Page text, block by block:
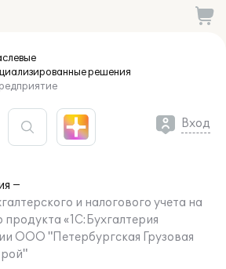
решения
Вход
и налогового учета на
«1С:Бухгалтерия
ООО "Петербургская Грузовая